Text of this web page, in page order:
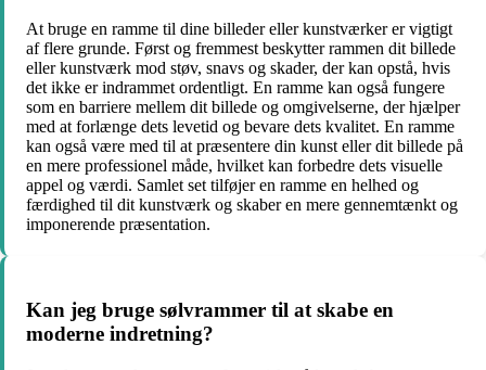
At bruge en ramme til dine billeder eller kunstværker er vigtigt
af flere grunde. Først og fremmest beskytter rammen dit billede
eller kunstværk mod støv, snavs og skader, der kan opstå, hvis
det ikke er indrammet ordentligt. En ramme kan også fungere
som en barriere mellem dit billede og omgivelserne, der hjælper
med at forlænge dets levetid og bevare dets kvalitet. En ramme
kan også være med til at præsentere din kunst eller dit billede på
en mere professionel måde, hvilket kan forbedre dets visuelle
appel og værdi. Samlet set tilføjer en ramme en helhed og
færdighed til dit kunstværk og skaber en mere gennemtænkt og
imponerende præsentation.
Kan jeg bruge sølvrammer til at skabe en
moderne indretning?